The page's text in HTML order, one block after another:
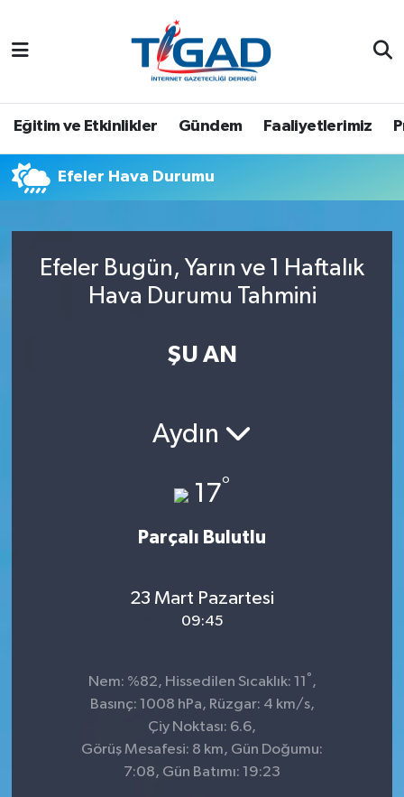
Eğitim ve Etkinlikler Gündem Faaliyetlerimiz
Efeler Hava Durumu
Efeler Bugün, Yarın ve 1 Haftalık
Hava Durumu Tahmini
ŞU AN
Aydın
17°
Parçalı Bulutlu
23 Mart Pazartesi
09:45
Nem: %82, Hissedilen Sıcaklık: 11 ° ,
Basınç: 1008 hPa, Rüzgar: 4 km/s,
Çiy Noktası: 6.6,
Görüş Mesafesi: 8 km, Gün Doğumu:
7:08, Gün Batımı: 19:23
Nöbetçi Eczaneler
Tüm Manşetler
Son Dakika Haberleri